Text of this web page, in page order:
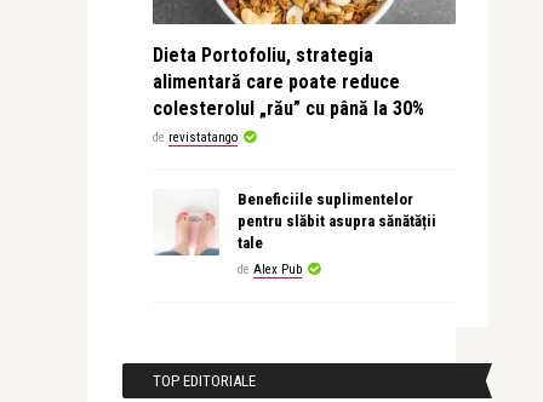
Dieta Portofoliu, strategia
alimentară care poate reduce
colesterolul „rău” cu până la 30%
de revistatango
Beneficiile suplimentelor
pentru slăbit asupra sănătății
tale
de Alex Pub
TOP EDITORIALE